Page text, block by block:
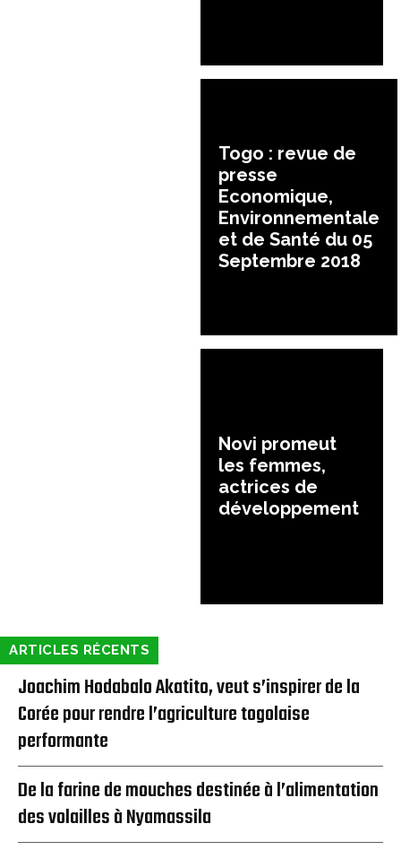
Togo : revue de
presse
Economique,
Environnementale
et de Santé du 05
Septembre 2018
Novi promeut
les femmes,
actrices de
développement
ARTICLES RÉCENTS
Joachim Hodabalo Akatito, veut s’inspirer de la
Corée pour rendre l’agriculture togolaise
performante
De la farine de mouches destinée à l’alimentation
des volailles à Nyamassila